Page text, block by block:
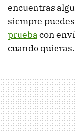
encuentras
siempre
prueba con
cuando quieras.